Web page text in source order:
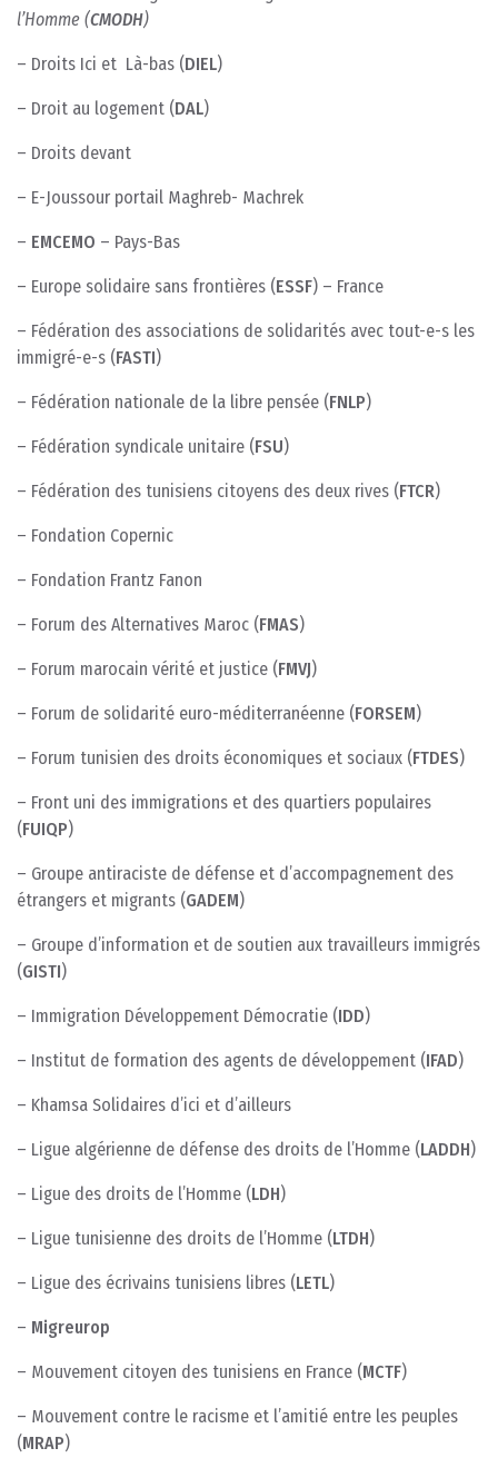
l’Homme (CMODH)
– Droits Ici et Là-bas (DIEL)
– Droit au logement (DAL)
– Droits devant
– E-Joussour portail Maghreb- Machrek
– EMCEMO – Pays-Bas
– Europe solidaire sans frontières (ESSF) – France
– Fédération des associations de solidarités avec tout-e-s les
immigré-e-s (FASTI)
– Fédération nationale de la libre pensée (FNLP)
– Fédération syndicale unitaire (FSU)
– Fédération des tunisiens citoyens des deux rives (FTCR)
– Fondation Copernic
– Fondation Frantz Fanon
– Forum des Alternatives Maroc (FMAS)
– Forum marocain vérité et justice (FMVJ)
– Forum de solidarité euro-méditerranéenne (FORSEM)
– Forum tunisien des droits économiques et sociaux (FTDES)
– Front uni des immigrations et des quartiers populaires
(FUIQP)
– Groupe antiraciste de défense et d’accompagnement des
étrangers et migrants (GADEM)
– Groupe d’information et de soutien aux travailleurs immigrés
(GISTI)
– Immigration Développement Démocratie (IDD)
– Institut de formation des agents de développement (IFAD)
– Khamsa Solidaires d’ici et d’ailleurs
– Ligue algérienne de défense des droits de l’Homme (LADDH)
– Ligue des droits de l’Homme (LDH)
– Ligue tunisienne des droits de l’Homme (LTDH)
– Ligue des écrivains tunisiens libres (LETL)
– Migreurop
– Mouvement citoyen des tunisiens en France (MCTF)
– Mouvement contre le racisme et l’amitié entre les peuples
(MRAP)